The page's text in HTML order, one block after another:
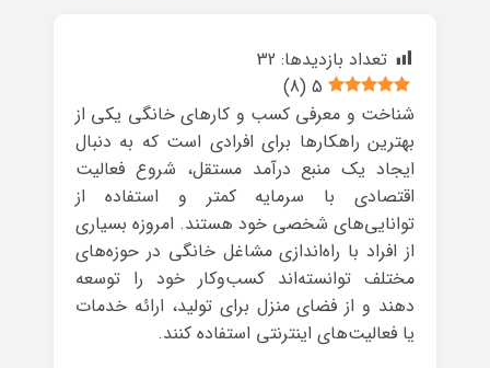
تعداد بازدیدها: 32
5
(
8
)
شناخت و معرفی کسب و کارهای خانگی یکی از
بهترین راهکارها برای افرادی است که به دنبال
ایجاد یک منبع درآمد مستقل، شروع فعالیت
اقتصادی با سرمایه کمتر و استفاده از
توانایی‌های شخصی خود هستند. امروزه بسیاری
از افراد با راه‌اندازی مشاغل خانگی در حوزه‌های
مختلف توانسته‌اند کسب‌وکار خود را توسعه
دهند و از فضای منزل برای تولید، ارائه خدمات
یا فعالیت‌های اینترنتی استفاده کنند.